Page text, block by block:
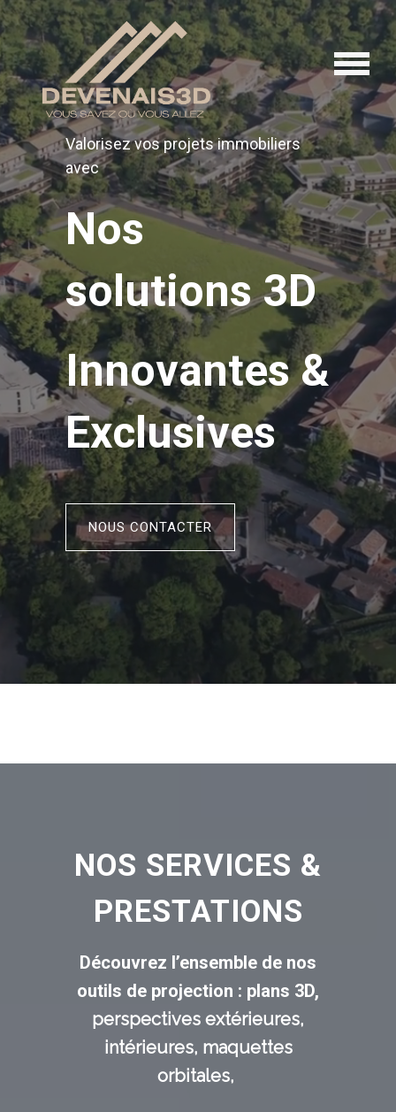
Valorisez vos projets immobiliers
avec
Nos
solutions 3D
Innovantes &
Exclusives
NOUS CONTACTER
NOS SERVICES &
PRESTATIONS
Découvrez l’ensemble de nos
outils de projection : plans 3D,
perspectives extérieures,
intérieures, maquettes
orbitales,